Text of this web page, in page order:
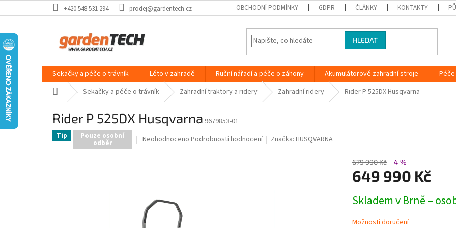
na
+420 548 531 294 prodej@gardentech.cz OBCHODNÍ PODMÍNKY GDPR ČLÁNKY KONTAKTY
HLEDAT
Sekačky a péče o trávník Léto v zahradě Ruční nářadí a péče o záhony Akumulátorové zahradní stroje
Domů Sekačky a péče o trávník Zahradní traktory a ridery Zahradní ridery Rider P 525DX Husqvarna
Rider P 525DX Husqvarna 9679853-01
Tip Pouze osobní
odběr
Průměrné
hvězdiček.
Neohodnoceno Podrobnosti hodnocení Značka:HUSQVARNA
679 990 Kč –4 %
649 990 Kč
cena:
Skladem v Brně –
Možnosti doručení